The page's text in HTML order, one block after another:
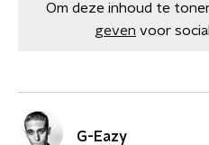
Om deze inhoud te
geven voor
G-Eazy